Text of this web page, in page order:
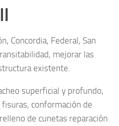
Concordia, Federal, San
mejorar las
existente.
superficial y profundo,
conformación de
de cunetas reparación